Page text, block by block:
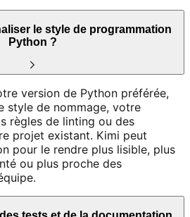
le style de programmation
Python ?
version de Python préférée,
style de nommage, votre
règles de linting ou des
projet existant. Kimi peut
pour le rendre plus lisible, plus
ou plus proche des